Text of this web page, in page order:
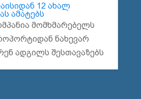
12 ახალ
ამატებს
მომხმარებელს
ნახევარ
ადგილს შესთავაზებს